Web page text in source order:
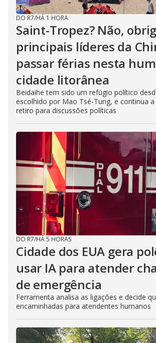
DO R7/HÁ 1 HORA
Saint-Tropez? Não,
principais líderes da
passar férias nesta
cidade litorânea
Beidaihe tem sido um refúgio político
escolhido por Mao Tsé-Tung, e continua
retiro para discussões políticas
DO R7/HÁ 5 HORAS
Cidade dos EUA gera
usar IA para atender
de emergência
Ferramenta analisa as ligações e decide
encaminhadas para atendentes humanos